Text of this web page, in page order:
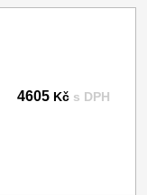
4605 Kč s DPH